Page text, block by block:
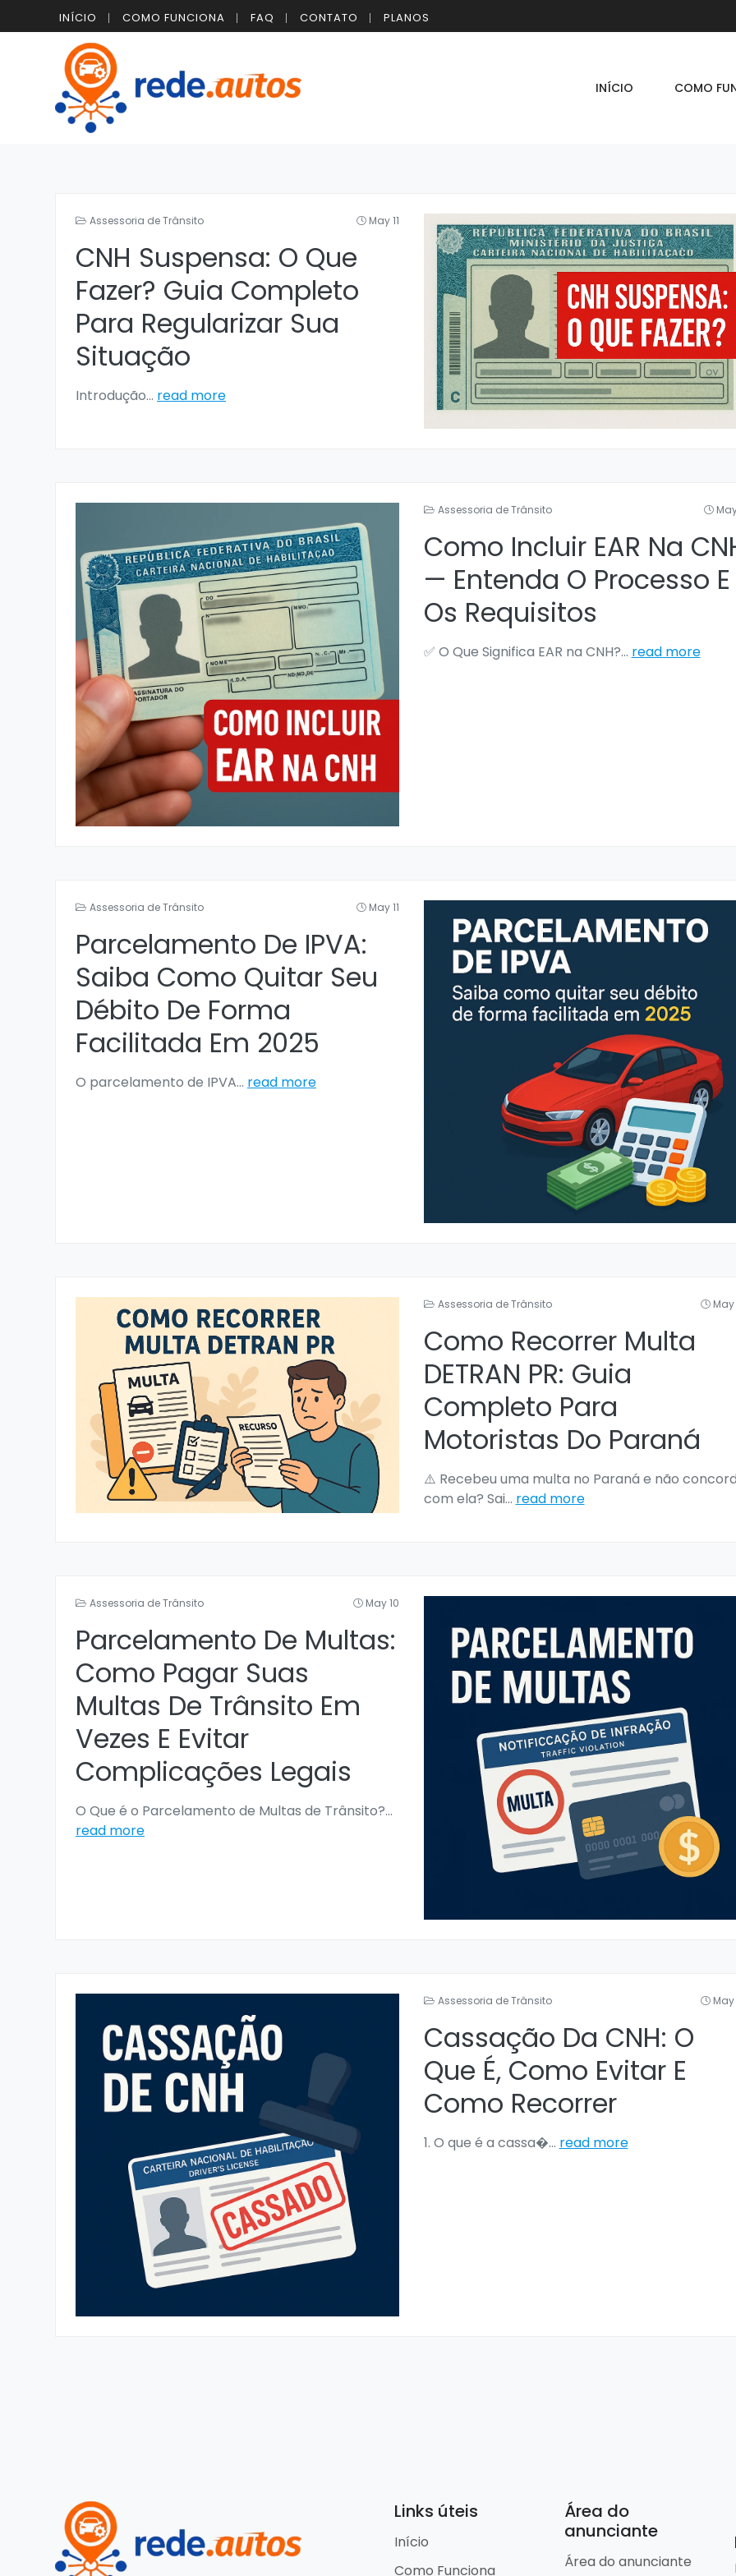
INÍCIO COMO FUNCIONA FAQ CONTATO PLANOS
INÍCIO COMO
Assessoria de Trânsito May 11
CNH Suspensa: O Que
Fazer? Guia Completo
Para Regularizar Sua
Situação
Introdução... read more
Assessoria de Trânsito
Como Incluir EAR Na
— Entenda O Processo E
Os Requisitos
✅ O Que Significa EAR na CNH?... read more
Assessoria de Trânsito May 11
Parcelamento De IPVA:
Saiba Como Quitar Seu
Débito De Forma
Facilitada Em 2025
O parcelamento de IPVA... read more
Assessoria de Trânsito May
Como Recorrer Multa
DETRAN PR: Guia
Completo Para
Motoristas Do Paraná
⚠️ Recebeu uma multa no Paraná e não
com ela? Sai... read more
Assessoria de Trânsito May 10
Parcelamento De Multas:
Como Pagar Suas
Multas De Trânsito Em
Vezes E Evitar
Complicações Legais
O Que é o Parcelamento de Multas de Trânsito?...
read more
Assessoria de Trânsito May
Cassação Da CNH: O
Que É, Como Evitar E
Como Recorrer
1. O que é a cassa�... read more
Links úteis
Início
Como Funciona
Área do
anunciante
Área do anunciante